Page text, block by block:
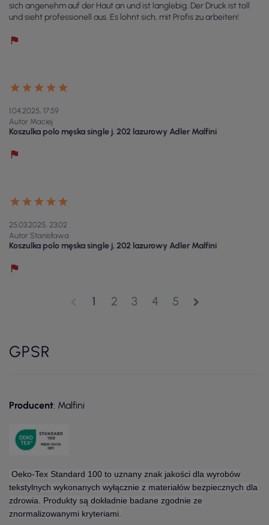
sich angenehm auf der Haut an und ist langlebig. Der Druck ist toll
und sieht professionell aus. Es lohnt sich, mit Profis zu arbeiten!
1.04.2025, 17:59
Autor Maciej
Koszulka polo męska single j. 202 lazurowy Adler Malfini
25.03.2025, 23:02
Autor Stanisława
Koszulka polo męska single j. 202 lazurowy Adler Malfini
1 2 3 4 5 chevron_right
GPSR
Producent: Malfini
Oeko-Tex Standard 100 to uznany znak jakości dla wyrobów
tekstylnych wykonanych wyłącznie z materiałów bezpiecznych dla
zdrowia. Produkty są dokładnie badane zgodnie ze
znormalizowanymi kryteriami.